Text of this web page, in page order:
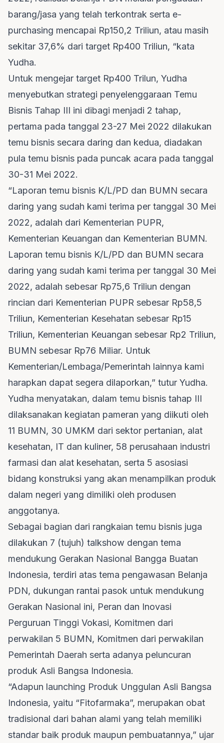
barang/jasa yang telah terkontrak serta e-
purchasing mencapai Rp150,2 Triliun, atau masih
sekitar 37,6% dari target Rp400 Triliun, “kata
Yudha.
Untuk mengejar target Rp400 Trilun, Yudha
menyebutkan strategi penyelenggaraan Temu
Bisnis Tahap III ini dibagi menjadi 2 tahap,
pertama pada tanggal 23-27 Mei 2022 dilakukan
temu bisnis secara daring dan kedua, diadakan
pula temu bisnis pada puncak acara pada tanggal
30-31 Mei 2022.
“Laporan temu bisnis K/L/PD dan BUMN secara
daring yang sudah kami terima per tanggal 30 Mei
2022, adalah dari Kementerian PUPR,
Kementerian Keuangan dan Kementerian BUMN.
Laporan temu bisnis K/L/PD dan BUMN secara
daring yang sudah kami terima per tanggal 30 Mei
2022, adalah sebesar Rp75,6 Triliun dengan
rincian dari Kementerian PUPR sebesar Rp58,5
Triliun, Kementerian Kesehatan sebesar Rp15
Triliun, Kementerian Keuangan sebesar Rp2 Triliun,
BUMN sebesar Rp76 Miliar. Untuk
Kementerian/Lembaga/Pemerintah lainnya kami
harapkan dapat segera dilaporkan,” tutur Yudha.
Yudha menyatakan, dalam temu bisnis tahap III
dilaksanakan kegiatan pameran yang diikuti oleh
11 BUMN, 30 UMKM dari sektor pertanian, alat
kesehatan, IT dan kuliner, 58 perusahaan industri
farmasi dan alat kesehatan, serta 5 asosiasi
bidang konstruksi yang akan menampilkan produk
dalam negeri yang dimiliki oleh produsen
anggotanya.
Sebagai bagian dari rangkaian temu bisnis juga
dilakukan 7 (tujuh) talkshow dengan tema
mendukung Gerakan Nasional Bangga Buatan
Indonesia, terdiri atas tema pengawasan Belanja
PDN, dukungan rantai pasok untuk mendukung
Gerakan Nasional ini, Peran dan Inovasi
Perguruan Tinggi Vokasi, Komitmen dari
perwakilan 5 BUMN, Komitmen dari perwakilan
Pemerintah Daerah serta adanya peluncuran
produk Asli Bangsa Indonesia.
“Adapun launching Produk Unggulan Asli Bangsa
Indonesia, yaitu “Fitofarmaka”, merupakan obat
tradisional dari bahan alami yang telah memiliki
standar baik produk maupun pembuatannya,” ujar